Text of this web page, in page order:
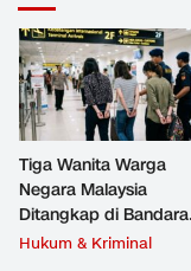
Tiga Wanita Warga
Negara Malaysia
Ditangkap di Bandara
Soetta, Bawa Beragam
Hukum & Kriminal